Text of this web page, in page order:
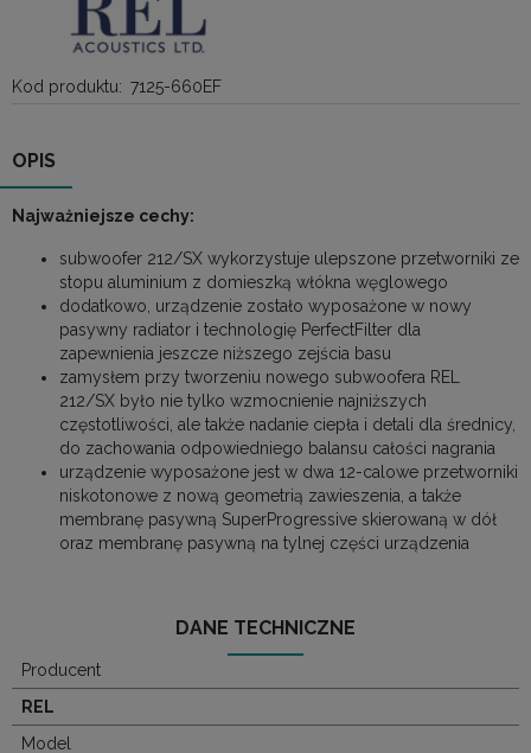
Kod produktu: 7125-660EF
OPIS
Najważniejsze cechy:
subwoofer 212/SX wykorzystuje ulepszone przetworniki ze
stopu aluminium z domieszką włókna węglowego
dodatkowo, urządzenie zostało wyposażone w nowy
pasywny radiator i technologię PerfectFilter dla
zapewnienia jeszcze niższego zejścia basu
zamysłem przy tworzeniu nowego subwoofera REL
212/SX było nie tylko wzmocnienie najniższych
częstotliwości, ale także nadanie ciepła i detali dla średnicy,
do zachowania odpowiedniego balansu całości nagrania
urządzenie wyposażone jest w dwa 12-calowe przetworniki
niskotonowe z nową geometrią zawieszenia, a także
membranę pasywną SuperProgressive skierowaną w dół
oraz membranę pasywną na tylnej części urządzenia
DANE TECHNICZNE
Producent
REL
Model